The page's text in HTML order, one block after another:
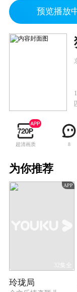
预览播放
超清画质 8
为你推荐
APP
32集全
玲珑局